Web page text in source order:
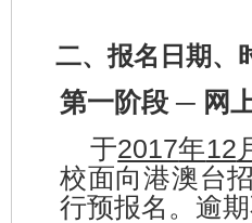
二、报名日期、
第一阶段 ─ 网
于2017年12
校面向港澳台
行预报名。逾